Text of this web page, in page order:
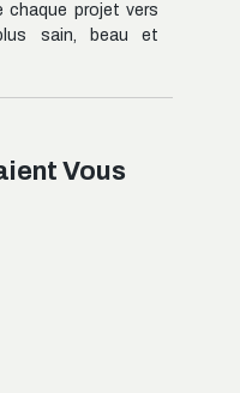
chaque projet vers
sain, beau et
Vous